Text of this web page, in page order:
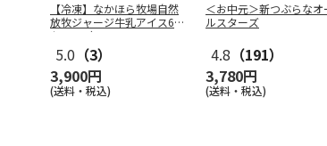
【冷凍】なかほら牧場自然
放牧ジャージ牛乳アイス6個
セット（
5.0 （3）
3,900円
(送料・税込)
＜お中元＞新つぶらなオ
ルスターズ
4.8 （191）
3,780円
(送料・税込)